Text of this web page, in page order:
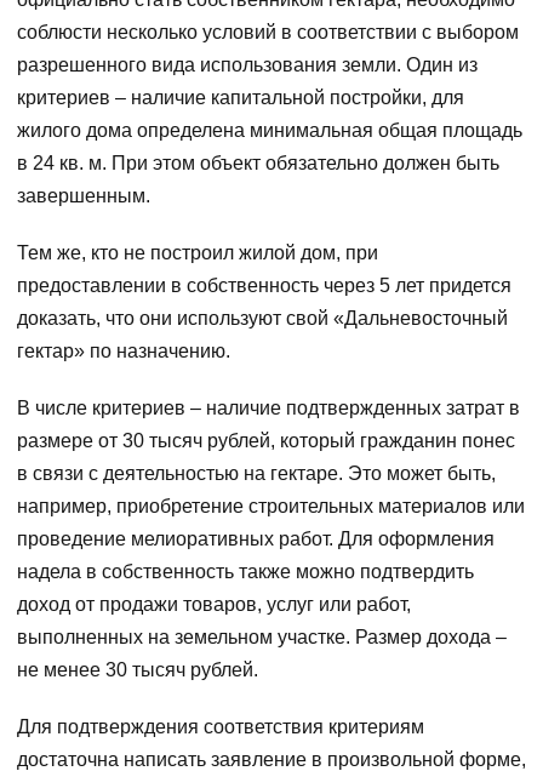
соблюсти несколько условий в соответствии с выбором
разрешенного вида использования земли. Один из
критериев – наличие капитальной постройки, для
жилого дома определена минимальная общая площадь
в 24 кв. м. При этом объект обязательно должен быть
завершенным.
Тем же, кто не построил жилой дом, при
предоставлении в собственность через 5 лет придется
доказать, что они используют свой «Дальневосточный
гектар» по назначению.
В числе критериев – наличие подтвержденных затрат в
размере от 30 тысяч рублей, который гражданин понес
в связи с деятельностью на гектаре. Это может быть,
например, приобретение строительных материалов или
проведение мелиоративных работ. Для оформления
надела в собственность также можно подтвердить
доход от продажи товаров, услуг или работ,
выполненных на земельном участке. Размер дохода –
не менее 30 тысяч рублей.
Для подтверждения соответствия критериям
достаточна написать заявление в произвольной форме,